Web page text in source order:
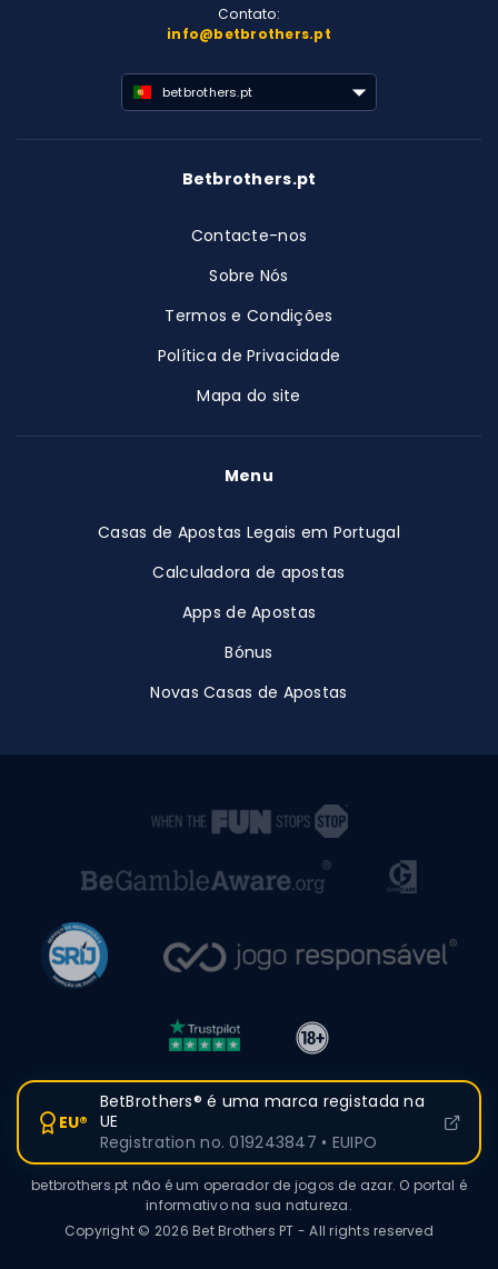
Contato:
info@betbrothers.pt
betbrothers.pt
Betbrothers.pt
Contacte-nos
Sobre Nós
Termos e Condições
Política de Privacidade
Mapa do site
Menu
Casas de Apostas Legais em Portugal
Calculadora de apostas
Apps de Apostas
Bónus
Novas Casas de Apostas
EU®
BetBrothers® é uma marca registada na
UE
Registration no. 019243847 • EUIPO
betbrothers.pt não é um operador de jogos de azar. O portal é
informativo na sua natureza.
Copyright © 2026 Bet Brothers PT - All rights reserved